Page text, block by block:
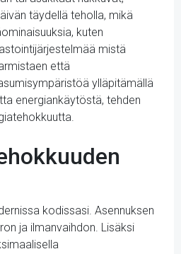
täydellä teholla, mikä
kuten
mistä
että
ylläpitämällä
energiankäytöstä, tehden
kodissasi. Asennuksen
ja ilmanvaihdon. Lisäksi